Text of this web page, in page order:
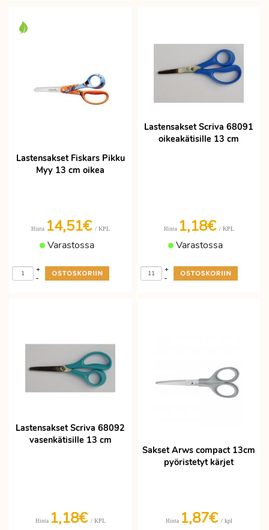
Lastensakset Fiskars Pikku
Myy 13 cm oikea
Hinta 14,51€ / KPL
Varastossa
-
+
Lastensakset Scriva 68091
oikeakätisille 13 cm
Hinta 1,18€ / KPL
Varastossa
-
+
Lastensakset Scriva 68092
vasenkätisille 13 cm
Hinta 1,18€ / KPL
Sakset Arws compact 13cm
pyöristetyt kärjet
Hinta 1,87€ / kpl